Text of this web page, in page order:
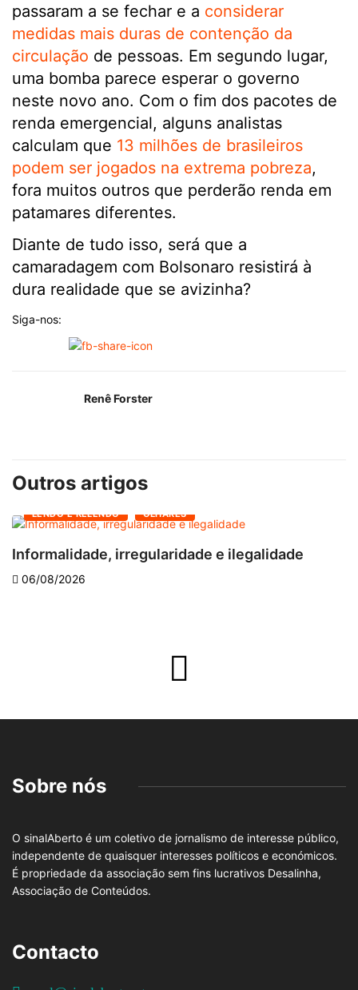
passaram a se fechar e a considerar
medidas mais duras de contenção da
circulação de pessoas. Em segundo lugar,
uma bomba parece esperar o governo
neste novo ano. Com o fim dos pacotes de
renda emergencial, alguns analistas
calculam que 13 milhões de brasileiros
podem ser jogados na extrema pobreza,
fora muitos outros que perderão renda em
patamares diferentes.
Diante de tudo isso, será que a
camaradagem com Bolsonaro resistirá à
dura realidade que se avizinha?
Siga-nos:
Renê Forster
Outros artigos
LENDO E RELENDO OLHARES
Informalidade, irregularidade e ilegalidade
06/08/2026
Sobre nós
O sinalAberto é um coletivo de jornalismo de interesse público,
independente de quaisquer interesses políticos e económicos.
É propriedade da associação sem fins lucrativos Desalinha,
Associação de Conteúdos.
Contacto